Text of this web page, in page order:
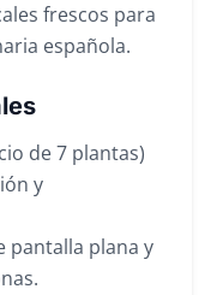
frescos para
española.
de 7 plantas)
y
pantalla plana y